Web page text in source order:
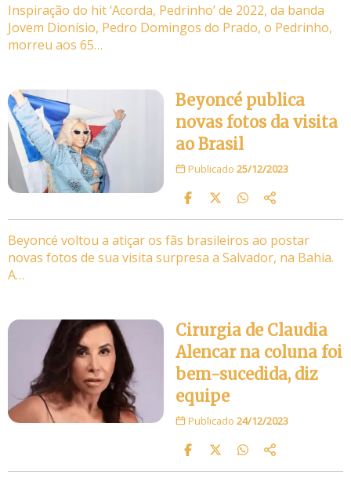
Inspiração do hit ‘Acorda, Pedrinho’ de 2022, da banda
Jovem Dionísio, Pedro Domingos do Prado, o Pedrinho,
morreu aos 65…
Beyoncé publica
novas fotos da visita
ao Brasil
Publicado 25/12/2023
Beyoncé voltou a atiçar os fãs brasileiros ao postar
novas fotos de sua visita surpresa a Salvador, na Bahia.
A…
Cirurgia de Claudia
Alencar na coluna foi
bem-sucedida, diz
equipe
Publicado 24/12/2023